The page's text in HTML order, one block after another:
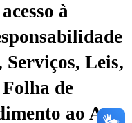
à
Leis,
de
ao Art.